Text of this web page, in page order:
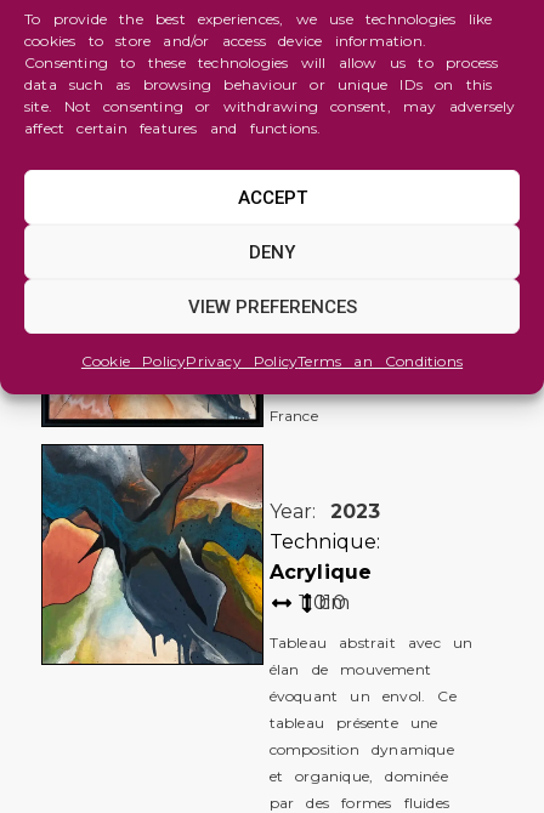
To provide the best experiences, we use technologies like
cookies to store and/or access device information.
Consenting to these technologies will allow us to process
data such as browsing behaviour or unique IDs on this
site. Not consenting or withdrawing consent, may adversely
affect certain features and functions.
ACCEPT
DENY
VIEW PREFERENCES
Cookie PolicyPrivacy PolicyTerms an Conditions
Abstraction
ENVOL
PAVEC
France
Year: 2023
Technique:
Acrylique
110110
cm
Tableau abstrait avec un
élan de mouvement
évoquant un envol. Ce
tableau présente une
composition dynamique
et organique, dominée
par des formes fluides